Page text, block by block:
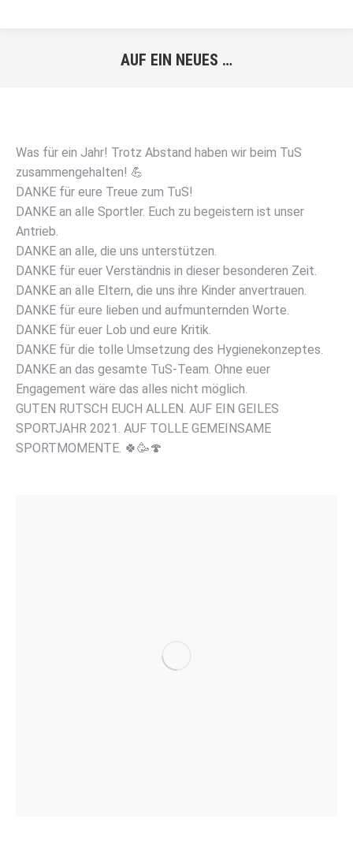
AUF EIN NEUES …
Was für ein Jahr! Trotz Abstand haben wir beim TuS
zusammengehalten! 💪
DANKE für eure Treue zum TuS!
DANKE an alle Sportler. Euch zu begeistern ist unser
Antrieb.
DANKE an alle, die uns unterstützen.
DANKE für euer Verständnis in dieser besonderen Zeit.
DANKE an alle Eltern, die uns ihre Kinder anvertrauen.
DANKE für eure lieben und aufmunternden Worte.
DANKE für euer Lob und eure Kritik.
DANKE für die tolle Umsetzung des Hygienekonzeptes.
DANKE an das gesamte TuS-Team. Ohne euer
Engagement wäre das alles nicht möglich.
GUTEN RUTSCH EUCH ALLEN. AUF EIN GEILES
SPORTJAHR 2021. AUF TOLLE GEMEINSAME
SPORTMOMENTE. 🍀🥳🍄